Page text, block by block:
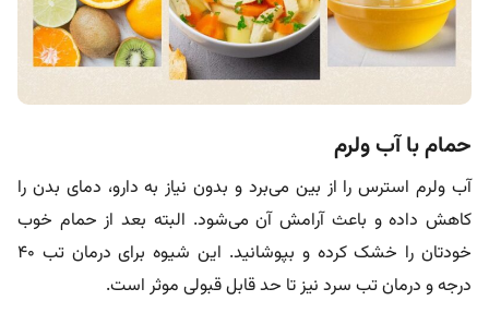
حمام با آب ولرم
آب ولرم استرس را از بین می‌برد و بدون نیاز به دارو، دمای بدن را
کاهش داده و باعث آرامش آن می‌شود. البته بعد از حمام خوب
خودتان را خشک کرده و بپوشانید. این شیوه برای درمان تب 40
درجه و درمان تب سرد نیز تا حد قابل قبولی موثر است.